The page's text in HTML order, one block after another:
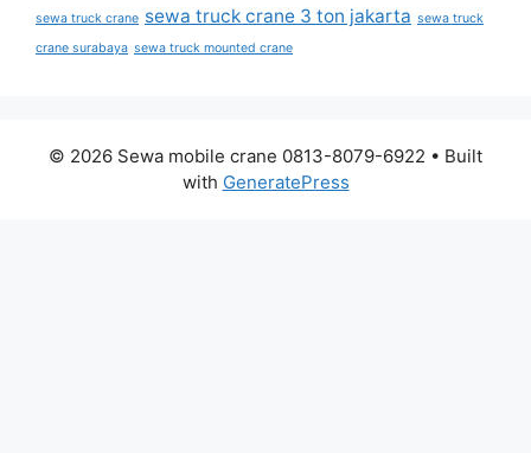
sewa truck crane sewa truck crane 3 ton jakarta sewa truck
crane surabaya sewa truck mounted crane
© 2026 Sewa mobile crane 0813-8079-6922 • Built
with GeneratePress